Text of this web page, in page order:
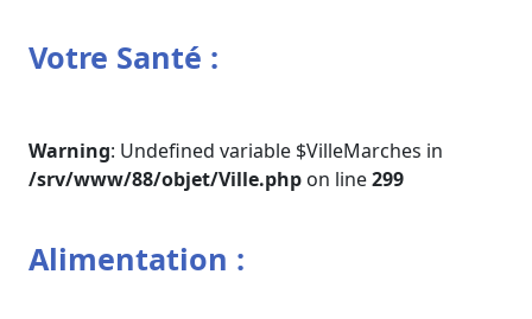
Votre Santé :
Warning: Undefined variable $VilleMarches in
/srv/www/88/objet/Ville.php on line299
Alimentation :